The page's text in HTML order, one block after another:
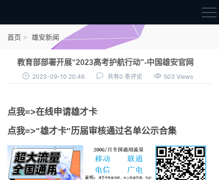
点我申领雄才卡
雄才卡资讯
雄安新闻
首页 雄安新闻
教育部部署开展“2023高考护航行动”-中国雄安官网
2023-09-10 20:46 共有0 条评论 503 Views
点我=>在线申请雄才卡
点我=>"雄才卡"历届审核通过名单公示合集